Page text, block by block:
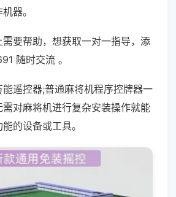
器。
要帮助，想获取一对一指导，添
随时交流 。
遥控器;普通麻将机程序控牌器一
对麻将机进行复杂安装操作就能
的设备或工具。